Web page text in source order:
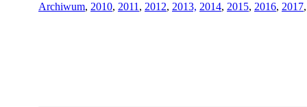
Archiwum, 2010, 2011 , 2012, 2013, 2014, 2015, 2016, 2017